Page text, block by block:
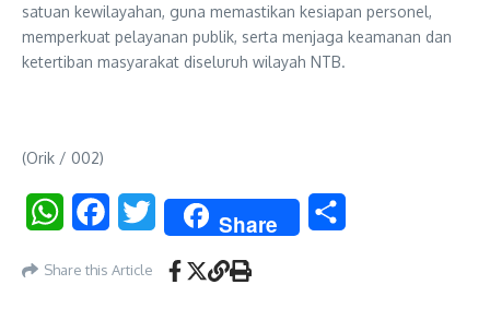
satuan kewilayahan, guna memastikan kesiapan personel,
memperkuat pelayanan publik, serta menjaga keamanan dan
ketertiban masyarakat diseluruh wilayah NTB.
(Orik / 002)
WhatsAppFacebookTwitter Share
Share this Article